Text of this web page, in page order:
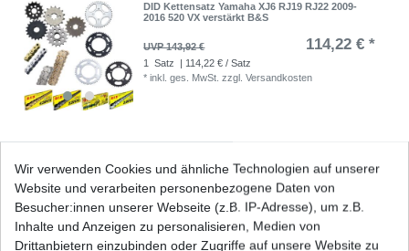
DID Kettensatz Yamaha XJ6 RJ19 RJ22 2009-
2016 520 VX verstärkt B&S
UVP 143,92 € 114,22 € *
1 Satz
| 114,22 € / Satz
*inkl. ges. MwSt. zzgl.Versandkosten
Kupplung Yamaha XJ6 RJ19 RJ22 2009-2016
UVP 76,40 € 61,89 € *
| 61,89 € / Satz
inkl. ges. MwSt. Versandkosten
Wir verwenden Cookies und ähnliche Technologien auf unserer
Website und verarbeiten personenbezogene Daten von
Besucher:innen unserer Webseite (z.B. IP-Adresse), um z.B.
Inhalte und Anzeigen zu personalisieren, Medien von
Drittanbietern einzubinden oder Zugriffe auf unsere Website zu